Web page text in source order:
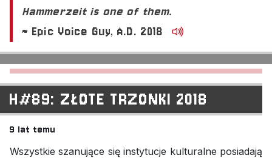
Hammerzeit is one of them.
~ Epic Voice Guy, A.D. 2018
H#89: ZŁOTE TRZONKI 2018
9 lat temu
Wszystkie szanujące się instytucje kulturalne posiadają